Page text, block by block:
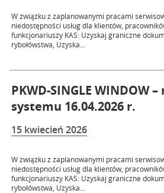
W związku z zaplanowanymi pracami
niedostępności usług dla klientów,
funkcjonariuszy KAS: Uzyskaj graniczne
rybołówstwa, Uzyska...
PKWD-SINGLE WINDOW
systemu 16.04.2026 r.
15 kwiecień 2026
W związku z zaplanowanymi pracami
niedostępności usług dla klientów,
funkcjonariuszy KAS: Uzyskaj graniczne
rybołówstwa, Uzyska...